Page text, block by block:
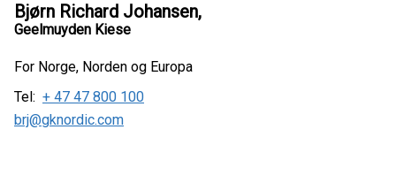
Bjørn Richard Johansen,
Geelmuyden Kiese
For Norge, Norden og Europa
Tel: + 47 47 800 100
brj@gknordic.com